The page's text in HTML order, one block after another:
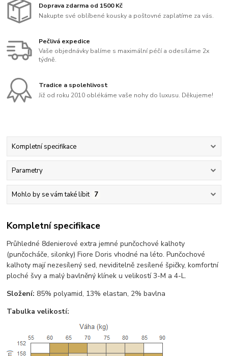
Doprava zdarma od 1500 Kč
Nakupte své oblíbené kousky a poštovné zaplatíme za vás.
Pečlivá expedice
Vaše objednávky balíme s maximální péčí a odesíláme 2x
týdně.
Tradice a spolehlivost
Již od roku 2010 oblékáme vaše nohy do luxusu. Děkujeme!
Kompletní specifikace
Parametry
Mohlo by se vám také líbit 7
Kompletní specifikace
Průhledné 8denierové extra jemné punčochové kalhoty
(punčocháče, silonky) Fiore Doris vhodné na léto. Punčochové
kalhoty mají nezesílený sed, neviditelně zesílené špičky, komfortní
ploché švy a malý bavlněný klínek u velikostí 3-M a 4-L.
Složení: 85% polyamid, 13% elastan, 2% bavlna
Tabulka velikostí: